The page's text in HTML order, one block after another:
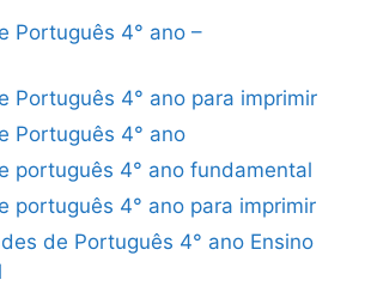
Português 4° ano –
Português 4° ano para imprimir
Português 4° ano
português 4° ano fundamental
português 4° ano para imprimir
de Português 4° ano Ensino